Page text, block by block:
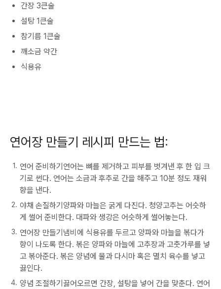
간장 3큰술
설탕 1큰술
참기름 1큰술
깨소금 약간
식용유
연어장 만들기 레시피 만드는 법:
연어 준비하기연어는 뼈를 제거하고 피부를 벗겨낸 후 한 입 크
기로 썬다. 연어는 소금과 후추로 간을 해주고 10분 정도 재워
향을 낸다.
야채 손질하기양파와 마늘은 굵게 다진다. 청양고추는 어슷하
게 썰어 준비한다. 대파와 생강은 어슷하게 썰어놓는다.
연어장 만들기냄비에 식용유를 두르고 양파와 마늘을 볶다가
향이 나도록 한다. 볶은 양파와 마늘에 고추장과 고춧가루를 넣
고 볶아준다. 볶은 양념에 물과 다시마 혹은 멸치 육수를 넣고
끓인다.
양념 조절하기끓어오르면 간장, 설탕을 넣어 간을 맞춘다. 연어